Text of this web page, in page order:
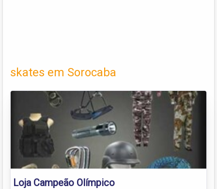
skates em Sorocaba
Loja Campeão Olímpico